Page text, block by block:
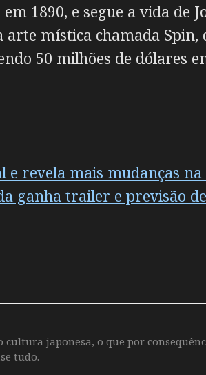
1890, e segue a vida de
mística chamada
50 milhões de dólares
e revela mais mudanças
ganha trailer e previsão
cultura japonesa, o que por
tudo.